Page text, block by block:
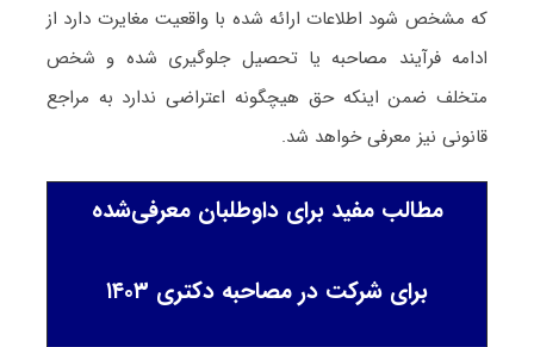
که مشخص شود اطلاعات ارائه شده با واقعیت مغایرت دارد از
ادامه فرآیند مصاحبه یا تحصیل جلوگیری شده و شخص
متخلف ضمن اینکه حق هیچگونه اعتراضی ندارد به مراجع
قانونی نیز معرفی خواهد شد.
مطالب مفید برای داوطلبان معرفی‌شده
برای شرکت در مصاحبه دکتری ۱۴۰۳